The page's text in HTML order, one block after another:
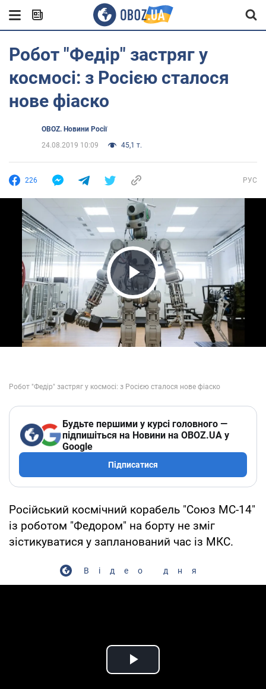
Робот "Федір" застряг у
космосі: з Росією сталося
нове фіаско
OBOZ. Новини Росії
24.08.2019 10:09
45,1 т.
226 РУС
Play Video
Будьте першими у курсі головного —
підпишіться на Новини на OBOZ.UA у
Google
Підписатися
Російський космічний корабель "Союз МС-14"
із роботом "Федором" на борту не зміг
зістикуватися у запланований час із МКС.
Відео дня
Play Video